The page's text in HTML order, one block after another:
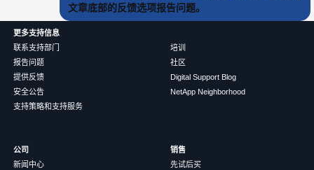
文章底部的反馈选项报告问题。
更多支持信息
联系支持部门
报告问题
提供反馈
安全公告
支持策略和支持服务
培训
社区
Digital Support Blog
NetApp Neighborhood
公司
新闻中心
销售
先试后买